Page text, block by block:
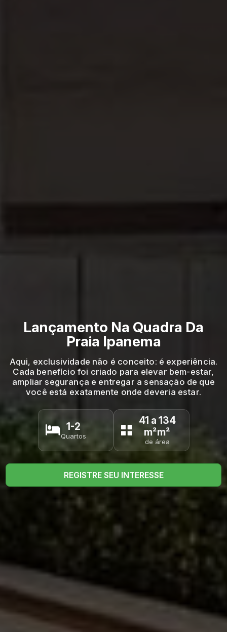
Lançamento Na Quadra Da
Praia Ipanema
Aqui, exclusividade não é conceito: é experiência.
Cada benefício foi criado para elevar bem-estar,
ampliar segurança e entregar a sensação de que
você está exatamente onde deveria estar.
1-2
Quartos
41 a 134
m²m²
de área
REGISTRE SEU INTERESSE